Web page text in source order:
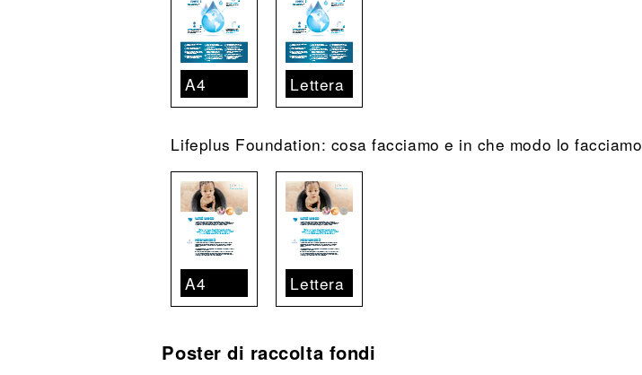
A4 Lettera
Lifeplus Foundation: cosa facciamo e in che modo lo facciamo
A4 Lettera
Poster di raccolta fondi